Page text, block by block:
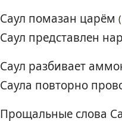
Саул помазан царём (
Саул представлен
Саул разбивает
Саула повторно
Прощальные слова